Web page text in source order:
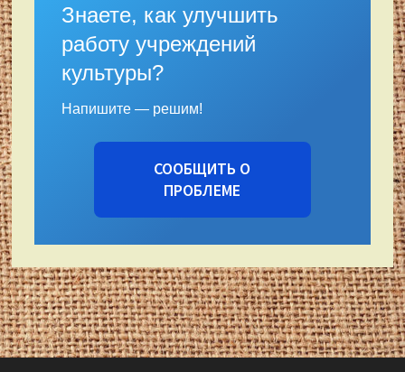
Знаете, как улучшить
работу учреждений
культуры?
Напишите — решим!
СООБЩИТЬ О
ПРОБЛЕМЕ